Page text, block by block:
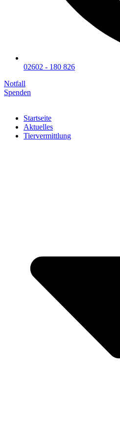
02602 - 180 826
Notfall
Spenden
Startseite
Aktuelles
Tiervermittlung